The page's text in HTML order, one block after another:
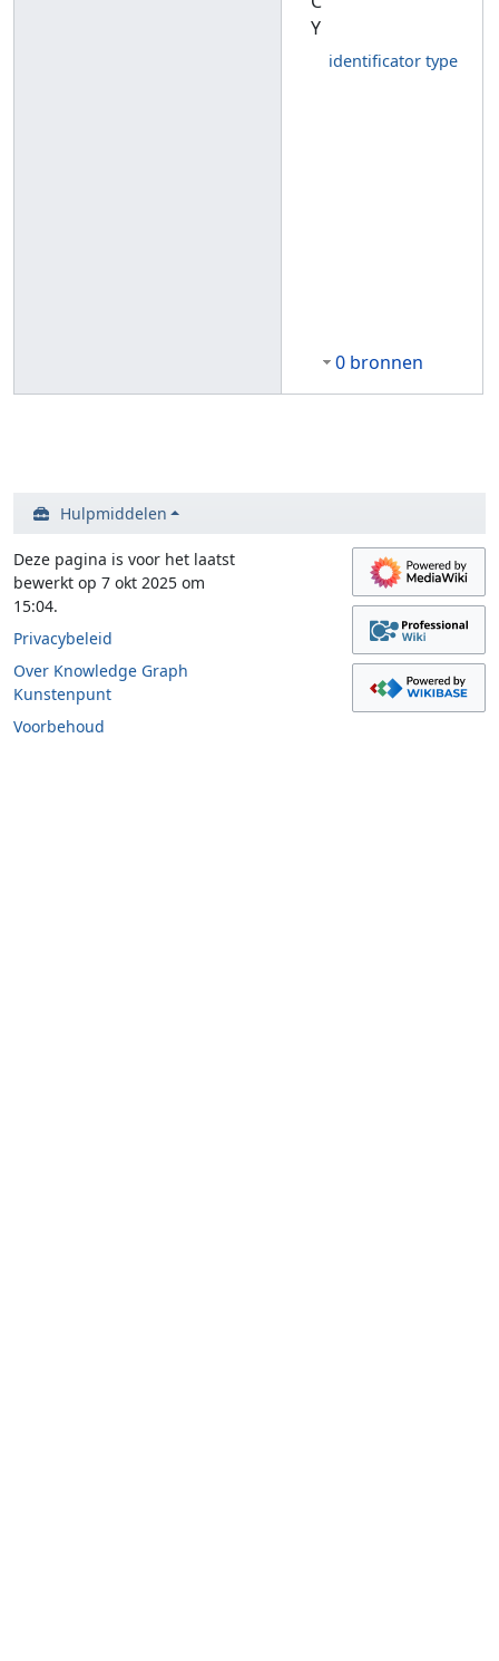
Y
identificator type
0 bronnen
Hulpmiddelen
Deze pagina is voor het laatst
bewerkt op 7 okt 2025 om
15:04.
Privacybeleid
Over Knowledge Graph
Kunstenpunt
Voorbehoud